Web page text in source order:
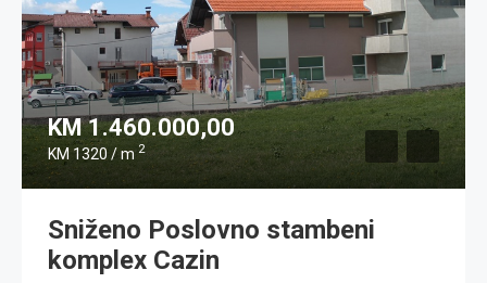
KM 1.460.000,00
KM 1320 / m 2
Sniženo Poslovno stambeni
komplex Cazin